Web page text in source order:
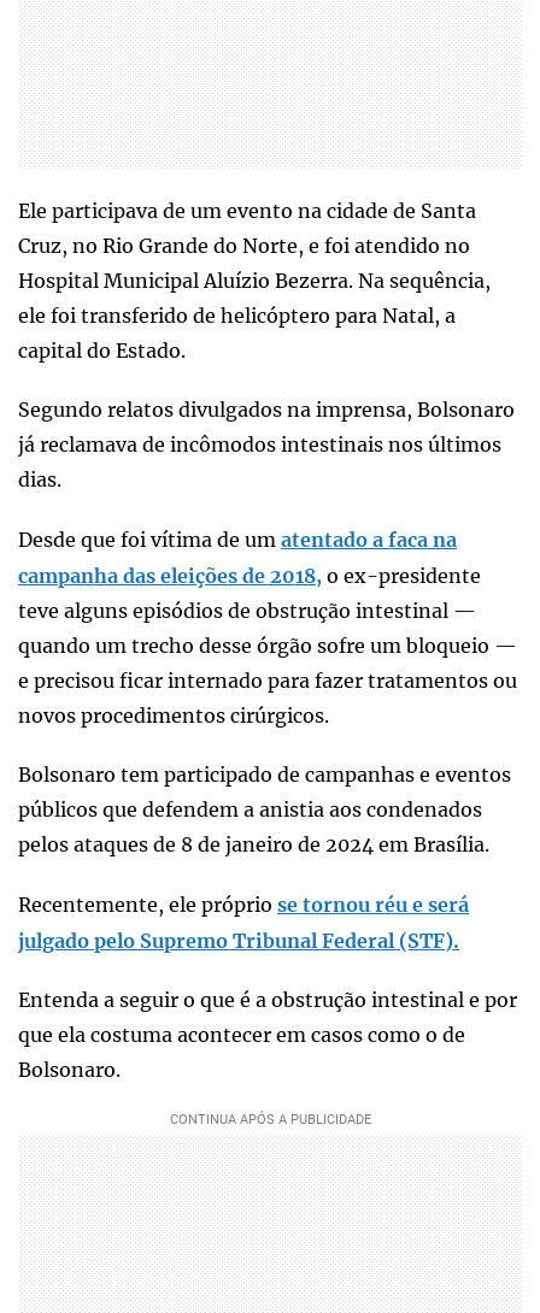
Ele participava de um evento na cidade de Santa
Cruz, no Rio Grande do Norte, e foi atendido no
Hospital Municipal Aluízio Bezerra. Na sequência,
ele foi transferido de helicóptero para Natal, a
capital do Estado.
Segundo relatos divulgados na imprensa, Bolsonaro
já reclamava de incômodos intestinais nos últimos
dias.
Desde que foi vítima de um atentado a faca na
campanha das eleições de 2018, o ex-presidente
teve alguns episódios de obstrução intestinal —
quando um trecho desse órgão sofre um bloqueio —
e precisou ficar internado para fazer tratamentos ou
novos procedimentos cirúrgicos.
Bolsonaro tem participado de campanhas e eventos
públicos que defendem a anistia aos condenados
pelos ataques de 8 de janeiro de 2024 em Brasília.
Recentemente, ele próprio se tornou réu e será
julgado pelo Supremo Tribunal Federal (STF).
Entenda a seguir o que é a obstrução intestinal e por
que ela costuma acontecer em casos como o de
Bolsonaro.